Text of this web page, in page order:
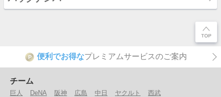
P 便利でお得なプレミアムサービスのご案内
チーム
巨人 DeNA 阪神 広島 中日 ヤクルト
西武